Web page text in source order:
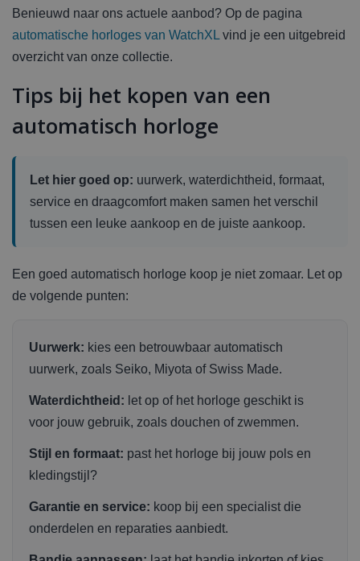
Benieuwd naar ons actuele aanbod? Op de pagina
automatische horloges van WatchXL vind je een uitgebreid
overzicht van onze collectie.
Tips bij het kopen van een
automatisch horloge
Let hier goed op: uurwerk, waterdichtheid, formaat,
service en draagcomfort maken samen het verschil
tussen een leuke aankoop en de juiste aankoop.
Een goed automatisch horloge koop je niet zomaar. Let op
de volgende punten:
Uurwerk: kies een betrouwbaar automatisch
uurwerk, zoals Seiko, Miyota of Swiss Made.
Waterdichtheid: let op of het horloge geschikt is
voor jouw gebruik, zoals douchen of zwemmen.
Stijl en formaat: past het horloge bij jouw pols en
kledingstijl?
Garantie en service: koop bij een specialist die
onderdelen en reparaties aanbiedt.